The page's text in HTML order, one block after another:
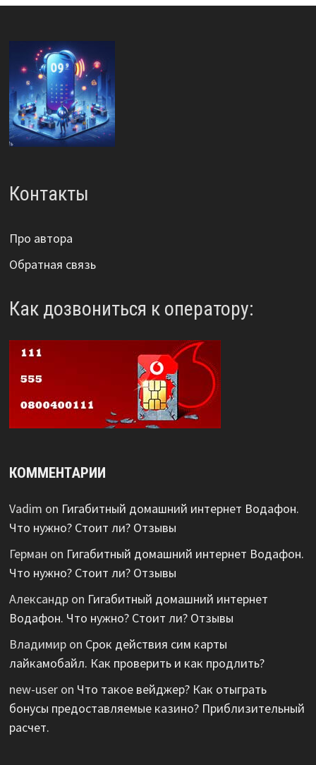
Контакты
Про автора
Обратная связь
Как дозвониться к оператору:
КОММЕНТАРИИ
Vadim on Гигабитный домашний интернет Водафон.
Что нужно? Стоит ли? Отзывы
Герман on Гигабитный домашний интернет Водафон.
Что нужно? Стоит ли? Отзывы
Александрon Гигабитный домашний интернет
Водафон. Что нужно? Стоит ли? Отзывы
Владимирon Срок действия сим карты
лайкамобайл. Как проверить и как продлить?
new-useron Что такое вейджер? Как отыграть
бонусы предоставляемые казино? Приблизительный
расчет.